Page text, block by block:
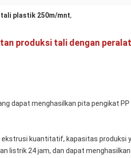
plastik 250m/mnt,
produksi tali dengan
dapat menghasilkan pita pengikat
kuantitatif, kapasitas produksi
listrik 24 jam, dan dapat